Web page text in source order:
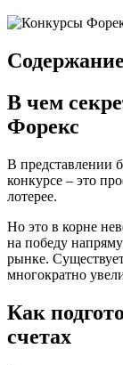
В чем
Форекс
В представлении
конкурсе – это
лотерее.
Но это в корне
на победу
рынке.
многократно
Как
счетах